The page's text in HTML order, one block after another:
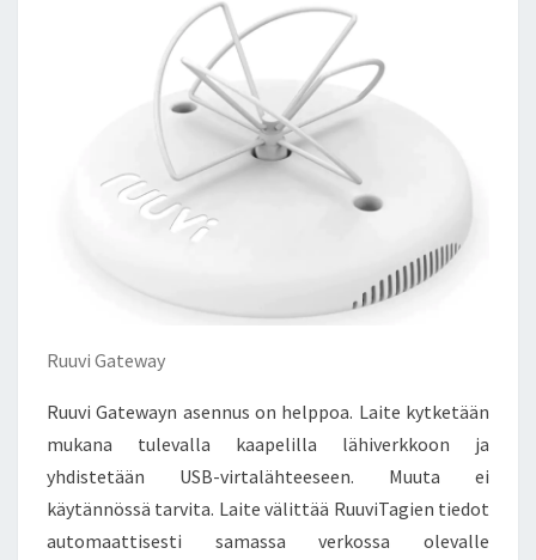
Ruuvi Gateway
Ruuvi Gatewayn asennus on helppoa. Laite kytketään
mukana tulevalla kaapelilla lähiverkkoon ja
yhdistetään USB-virtalähteeseen. Muuta ei
käytännössä tarvita. Laite välittää RuuviTagien tiedot
automaattisesti samassa verkossa olevalle